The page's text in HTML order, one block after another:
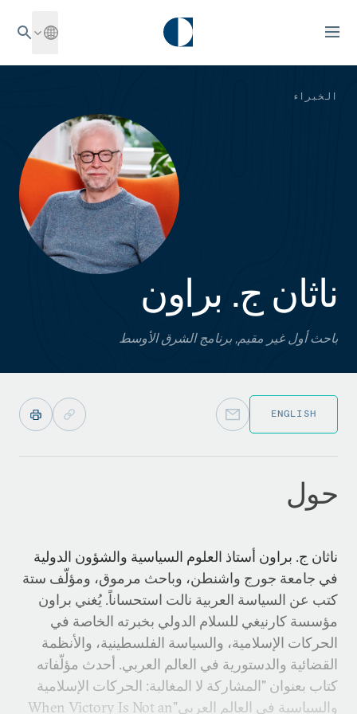
الخبراء
ناثان ج. براون
باحث أول غير مقيم, برنامج الشرق الأوسط
ENGLISH
حول
ناثان ج. براون أستاذ العلوم السياسية والشؤون الدولية
في جامعة جورج واشنطن، وباحث مرموق، ومؤلّف ستة
كتب عن السياسة العربية نالت استحساناً. يُغني براون
مؤسسة كارنيغي للسلام الدولي بخبرته الخاصة في
الحركات الإسلامية، والسياسة الفلسطينية، والأنظمة
القضائية والدستورية في العالم العربي. أحدث مؤلّفاته
كتاب بعنوان "المشاركة لا المغالبة: الحركات الإسلامية
والسياسية في العالم العربي"When Victory Is Not an